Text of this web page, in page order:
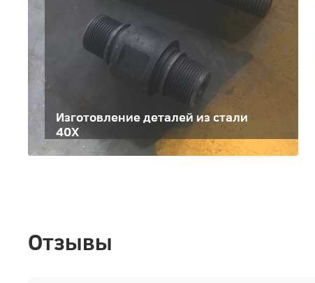
Изготовление деталей из стали
40Х
Отзывы